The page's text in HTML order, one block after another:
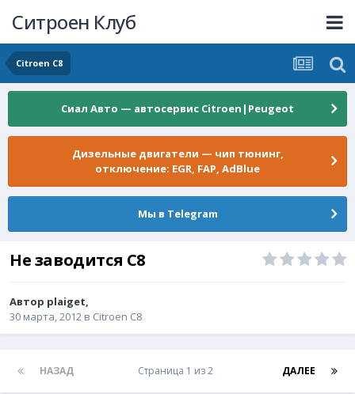
Ситроен Клуб
Citroen C8
Сиал Авто — автосервис Citroen|Peugeot
Дизельные двигатели — чип тюнинг,
отключение: EGR, FAP, AdBlue
Мы в Telegram
Не заводится С8
Автор plaiget,
30 марта, 2012 в Citroen C8
НАЗАД ДАЛЕЕ
Страница 1 из 2